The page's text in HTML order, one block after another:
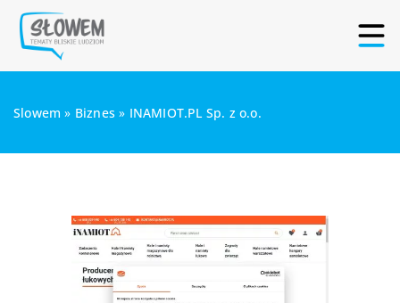
Slowem » Biznes » INAMIOT.PL Sp. z o.o.